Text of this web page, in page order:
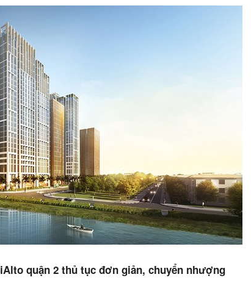
quận 2 thủ tục đơn giản, chuyển nhượng